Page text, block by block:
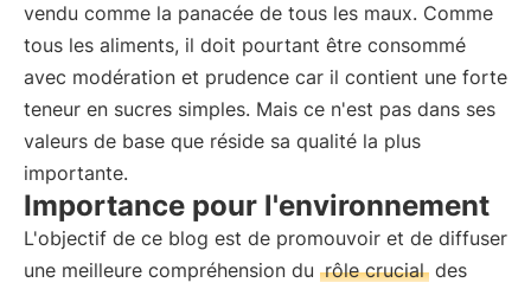
vendu comme la panacée de tous les maux. Comme
tous les aliments, il doit pourtant être consommé
avec modération et prudence car il contient une forte
teneur en sucres simples. Mais ce n'est pas dans ses
valeurs de base que réside sa qualité la plus
importante.
Importance pour l'environnement
L'objectif de ce blog est de promouvoir et de diffuser
une meilleure compréhension du rôle crucial des